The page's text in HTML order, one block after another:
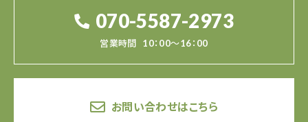
070-5587-2973
営業時間 10：00～16：00
お問い合わせはこちら